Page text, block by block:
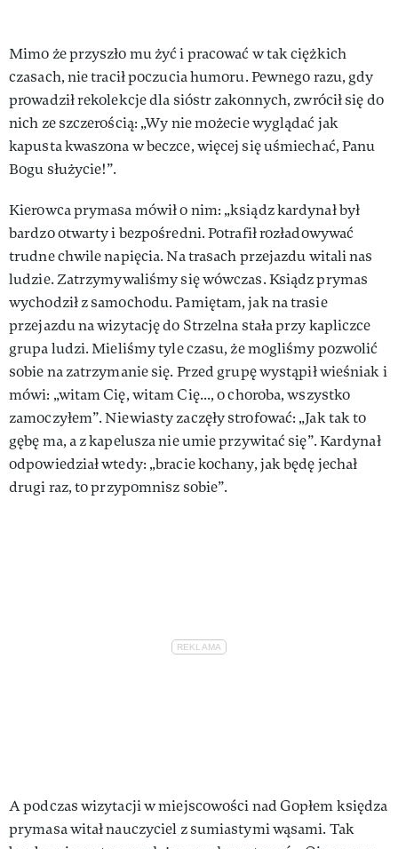
Mimo że przyszło mu żyć i pracować w tak ciężkich
czasach, nie tracił poczucia humoru. Pewnego razu, gdy
prowadził rekolekcje dla sióstr zakonnych, zwrócił się do
nich ze szczerością: „Wy nie możecie wyglądać jak
kapusta kwaszona w beczce, więcej się uśmiechać, Panu
Bogu służycie!”.
Kierowca prymasa mówił o nim: „ksiądz kardynał był
bardzo otwarty i bezpośredni. Potrafił rozładowywać
trudne chwile napięcia. Na trasach przejazdu witali nas
ludzie. Zatrzymywaliśmy się wówczas. Ksiądz prymas
wychodził z samochodu. Pamiętam, jak na trasie
przejazdu na wizytację do Strzelna stała przy kapliczce
grupa ludzi. Mieliśmy tyle czasu, że mogliśmy pozwolić
sobie na zatrzymanie się. Przed grupę wystąpił wieśniak i
mówi: „witam Cię, witam Cię..., o choroba, wszystko
zamoczyłem”. Niewiasty zaczęły strofować: „Jak tak to
gębę ma, a z kapelusza nie umie przywitać się”. Kardynał
odpowiedział wtedy: „bracie kochany, jak będę jechał
drugi raz, to przypomnisz sobie”.
A podczas wizytacji w miejscowości nad Gopłem księdza
prymasa witał nauczyciel z sumiastymi wąsami. Tak